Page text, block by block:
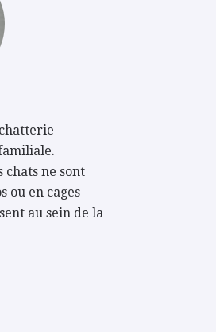
chats ne sont
ou en cages
au sein de la